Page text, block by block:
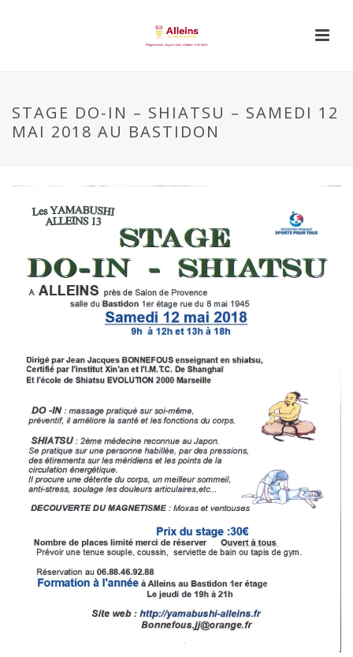
STAGE DO-IN – SHIATSU – SAMEDI 12
MAI 2018 AU BASTIDON